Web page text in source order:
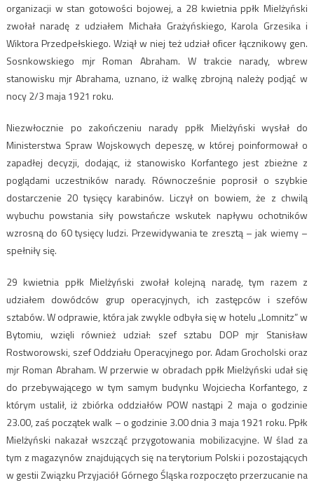
organizacji w stan gotowości bojowej, a 28 kwietnia ppłk Mielżyński
zwołał naradę z udziałem Michała Grażyńskiego, Karola Grzesika i
Wiktora Przedpełskiego. Wziął w niej też udział oficer łącznikowy gen.
Sosnkowskiego mjr Roman Abraham. W trakcie narady, wbrew
stanowisku mjr Abrahama, uznano, iż walkę zbrojną należy podjąć w
nocy 2/3 maja 1921 roku.
Niezwłocznie po zakończeniu narady ppłk Mielżyński wysłał do
Ministerstwa Spraw Wojskowych depeszę, w której poinformował o
zapadłej decyzji, dodając, iż stanowisko Korfantego jest zbieżne z
poglądami uczestników narady. Równocześnie poprosił o szybkie
dostarczenie 20 tysięcy karabinów. Liczył on bowiem, że z chwilą
wybuchu powstania siły powstańcze wskutek napływu ochotników
wzrosną do 60 tysięcy ludzi. Przewidywania te zresztą – jak wiemy –
spełniły się.
29 kwietnia ppłk Mielżyński zwołał kolejną naradę, tym razem z
udziałem dowódców grup operacyjnych, ich zastępców i szefów
sztabów. W odprawie, która jak zwykle odbyła się w hotelu „Lomnitz” w
Bytomiu, wzięli również udział: szef sztabu DOP mjr Stanisław
Rostworowski, szef Oddziału Operacyjnego por. Adam Grocholski oraz
mjr Roman Abraham. W przerwie w obradach ppłk Mielżyński udał się
do przebywającego w tym samym budynku Wojciecha Korfantego, z
którym ustalił, iż zbiórka oddziałów POW nastąpi 2 maja o godzinie
23.00, zaś początek walk – o godzinie 3.00 dnia 3 maja 1921 roku. Ppłk
Mielżyński nakazał wszcząć przygotowania mobilizacyjne. W ślad za
tym z magazynów znajdujących się na terytorium Polski i pozostających
w gestii Związku Przyjaciół Górnego Śląska rozpoczęto przerzucanie na